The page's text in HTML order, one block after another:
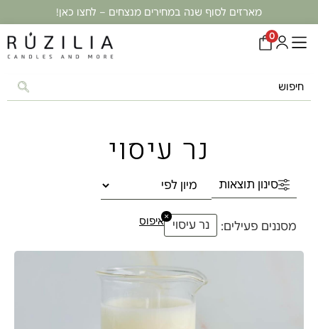
מארזים לסוף שנה במחירים מנצחים – לחצו כאן!
0
נר עיסוי
סינון תוצאות
מסננים פעילים: נר עיסוי
×איפוס